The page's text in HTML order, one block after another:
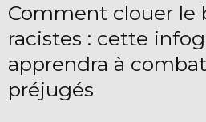
Comment clouer le
racistes : cette
apprendra à
préjugés